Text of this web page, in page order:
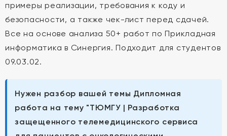
примеры реализации, требования к коду и
безопасности, а также чек-лист перед сдачей.
Все на основе анализа 50+ работ по Прикладная
информатика в Синергия. Подходит для студентов
09.03.02.
Нужен разбор вашей темы Дипломная
работа на тему "ТЮМГУ | Разработка
защещенного телемедицинского сервиса